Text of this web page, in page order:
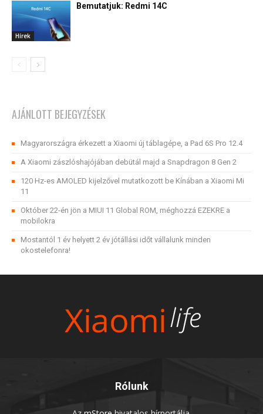
Hírek
Bemutatjuk: Redmi 14C
AJÁNLOTT BEJEGYZÉSEK
Magyarországra érkezett a Xiaomi új táblagépe, a Pad 6S Pro 12.4
A Xiaomi zászlóshajójában debütál majd a Snapdragon 8 Gen 2
120 Hz-es AMOLED kijelzővel mutatkozott be Kínában a Xiaomi Mi
11
Október 22-én jön a MIUI 11 Global ROM, méghozzá EZEKRE a
mobilokra
Mostantól 1 év helyett 2 év jótállási időt vállalunk minden
okostelefonra!
Rólunk